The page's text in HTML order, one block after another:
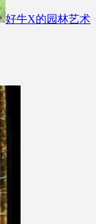
好牛X的园林艺术